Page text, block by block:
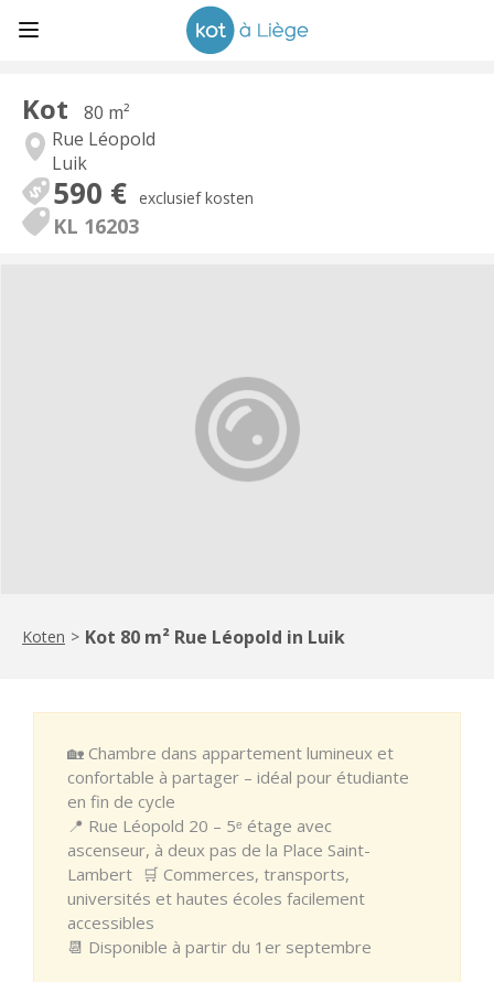
Kot
80 m²
Rue Léopold
Luik
590 € exclusief kosten
KL 16203
Koten > Kot 80 m² Rue Léopold in Luik
🏡 Chambre dans appartement lumineux et
confortable à partager – idéal pour étudiante
en fin de cycle
📍 Rue Léopold 20 – 5ᵉ étage avec
ascenseur, à deux pas de la Place Saint-
Lambert 🛒 Commerces, transports,
universités et hautes écoles facilement
accessibles
📆 Disponible à partir du 1er septembre